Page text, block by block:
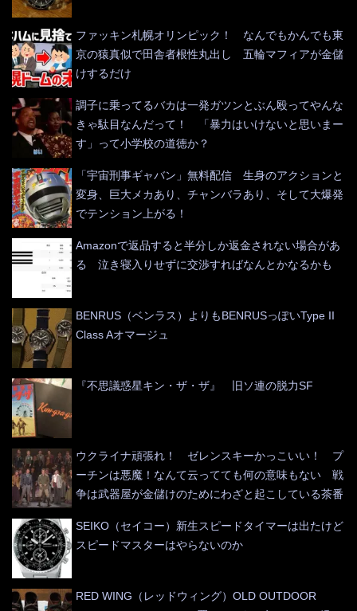
ファッキン札幌オリンピック！ なんでもかんでも東
京の猿真似で田舎者根性丸出し 五輪マフィアが金儲
けするだけ
調子に乗ってるバカは一発ガツンとぶん殴ってやんな
きゃ駄目なんだって！ 「暴力はいけないと思いまー
す」って小学校の道徳か？
「宇宙刑事ギャバン」無料配信 生身のアクションと
変身、巨大メカあり、チャンバラあり、そして大爆発
でテンション上がる！
Amazonで返品すると半分しか返金されない場合があ
る 泣き寝入りせずに交渉すればなんとかなるかも
BENRUS（ベンラス）よりもBENRUSっぽいType II
Class Aオマージュ
『不思議惑星キン・ザ・ザ』 旧ソ連の脱力SF
ウクライナ頑張れ！ ゼレンスキーかっこいい！ プ
ーチンは悪魔！なんて云ってても何の意味もない 戦
争は武器屋が金儲けのためにわざと起こしている茶番
SEIKO（セイコー）新生スピードタイマーは出たけど
スピードマスターはやらないのか
RED WING（レッドウィング）OLD OUTDOOR